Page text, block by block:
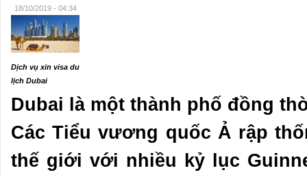
18/10/2019 - 04:34
Dịch vụ xin visa du
lịch Dubai
Dubai là một thành phố đồng
Các Tiểu vương quốc Ả rập
thế giới với nhiều kỷ lục